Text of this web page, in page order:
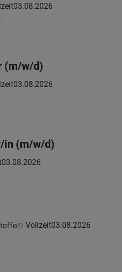
03.08.2026
(m/w/d)
03.08.2026
in (m/w/d)
03.08.2026
Vollzeit03.08.2026